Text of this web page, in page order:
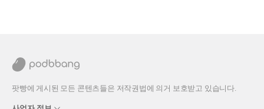
팟빵에 게시된 모든 콘텐츠들은 저작권법에 의거 보호받고 있습니다.